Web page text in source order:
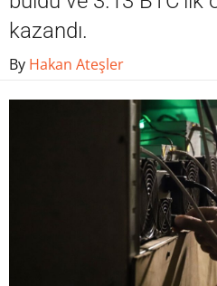
kazandı.
By Hakan Ateşler